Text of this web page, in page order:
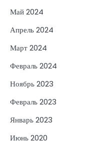
Май 2024
Апрель 2024
Март 2024
Февраль 2024
Ноябрь 2023
Февраль 2023
Январь 2023
Июнь 2020